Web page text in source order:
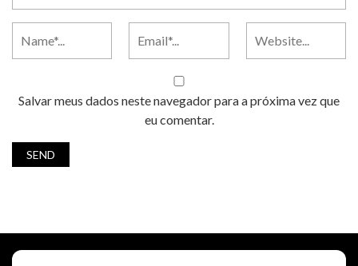
Salvar meus dados neste navegador para a próxima vez que
eu comentar.